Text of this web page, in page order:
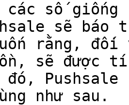
số giống
sẽ báo
rằng,
sẽ được
Pushsale
như sau.